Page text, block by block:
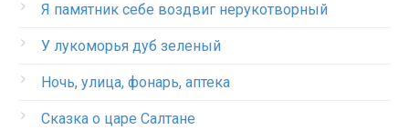
Я памятник себе воздвиг нерукотворный
У лукоморья дуб зеленый
Ночь, улица, фонарь, аптека
Сказка о царе Салтане